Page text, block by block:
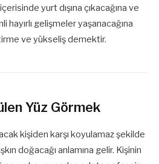
yurt dışına çıkacağına ve
gelişmeler yaşanacağına
ve yükseliş demektir.
Yüz Görmek
kişiden karşı koyulamaz şekilde
doğacağı anlamına gelir. Kişinin